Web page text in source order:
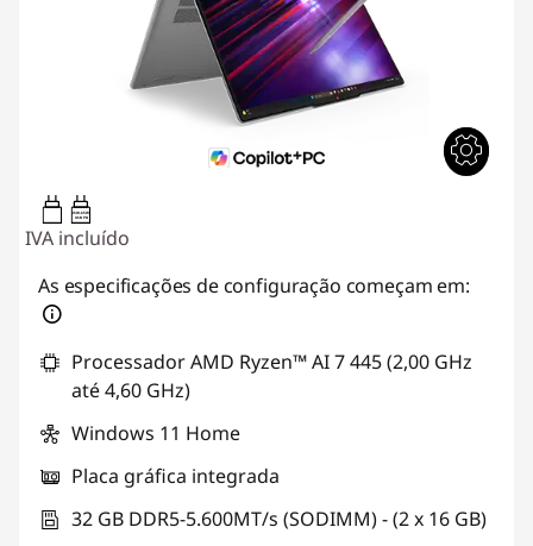
45W-65W
USB PD
IVA incluído
As especificações de configuração começam em:
Processador AMD Ryzen™ AI 7 445 (2,00 GHz
até 4,60 GHz)
Windows 11 Home
Placa gráfica integrada
32 GB DDR5-5.600MT/s (SODIMM) - (2 x 16 GB)